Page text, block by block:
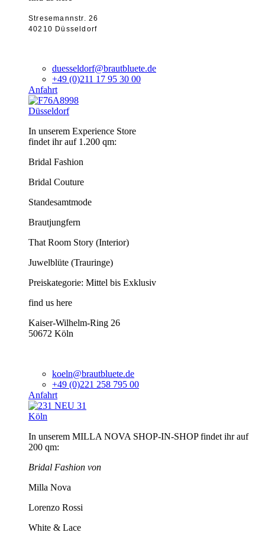
Stresemannstr. 26
40210 Düsseldorf
duesseldorf@brautbluete.de
+49 (0)211 17 95 30 00
Anfahrt
Düsseldorf
In unserem Experience Store
findet ihr auf 1.200 qm:
Bridal Fashion
Bridal Couture
Standesamtmode
Brautjungfern
That Room Story (Interior)
Juwelblüte (Trauringe)
Preiskategorie: Mittel bis Exklusiv
find us here
Kaiser-Wilhelm-Ring 26
50672 Köln
koeln@brautbluete.de
+49 (0)221 258 795 00
Anfahrt
Köln
In unserem MILLA NOVA SHOP-IN-SHOP findet ihr auf
200 qm:
Bridal Fashion von
Milla Nova
Lorenzo Rossi
White & Lace